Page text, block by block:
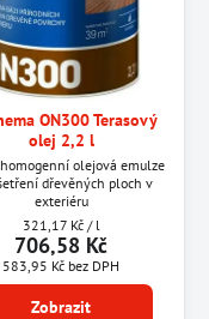
ON300 Terasový
olej 2,2 l
homogenní olejová emulze
dřevěných ploch v
exteriéru
706,58 Kč
583,95 Kč bez DPH
321,17 Kč / l
Zobrazit